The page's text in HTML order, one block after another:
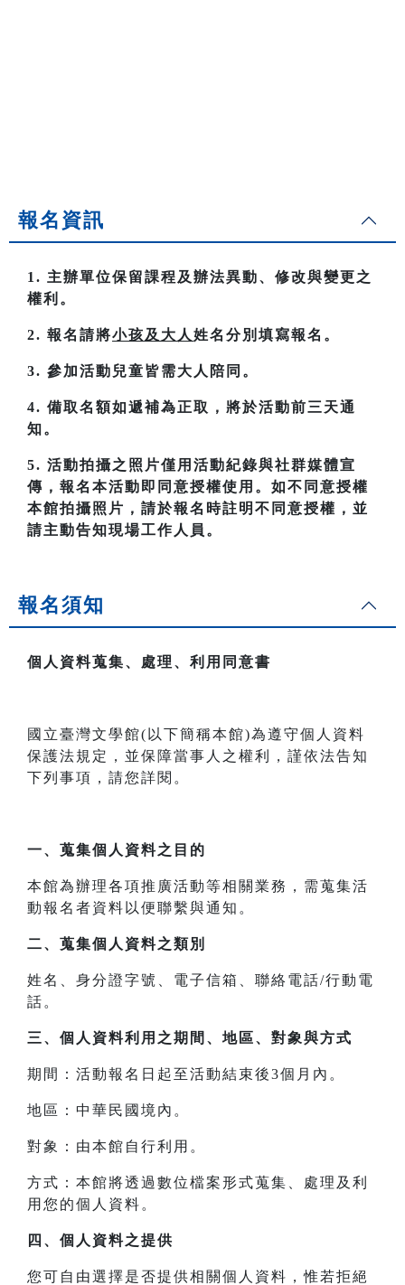
報名資訊
1. 主辦單位保留課程及辦法異動、修改與變更之
權利。
2. 報名請將小孩及大人 姓名分別填寫報名。
3. 參加活動兒童皆需大人陪同。
4. 備取名額如遞補為正取，將於活動前三天通
知。
5. 活動拍攝之照片僅用活動紀錄與社群媒體宣
傳，報名本活動即同意授權使用。如不同意授權
本館拍攝照片，請於報名時註明不同意授權，並
請主動告知現場工作人員。
報名須知
個人資料蒐集、處理、利用同意書
國立臺灣文學館(以下簡稱本館)為遵守個人資料
保護法規定，並保障當事人之權利，謹依法告知
下列事項，請您詳閱。
一、 蒐集個人資料之目的
本館為辦理各項推廣活動等相關業務，需蒐集活
動報名者資料以便聯繫與通知。
二、 蒐集個人資料之類別
姓名、身分證字號、電子信箱、聯絡電話/行動電
話。
三、 個人資料利用之期間、地區、對象與方式
期間：活動報名日起至活動結束後3個月內。
地區：中華民國境內。
對象：由本館自行利用。
方式：本館將透過數位檔案形式蒐集、處理及利
用您的個人資料。
四、 個人資料之提供
您可自由選擇是否提供相關個人資料，惟若拒絕